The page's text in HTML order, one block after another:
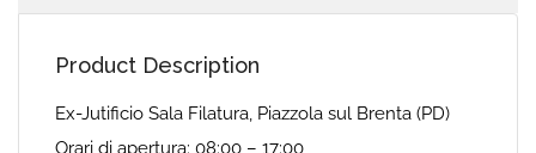
Product Description
Ex-Jutificio Sala Filatura, Piazzola sul Brenta (PD)
Orari di apertura: 08:00 – 17:00